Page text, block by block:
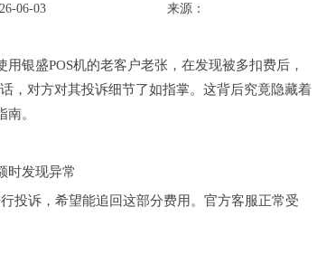
06-03 来源：
银盛POS机的老客户老张，在发现被多扣费后，
，对方对其投诉细节了如指掌。这背后究竟隐藏着
。
时发现异常
投诉，希望能追回这部分费用。官方客服正常受